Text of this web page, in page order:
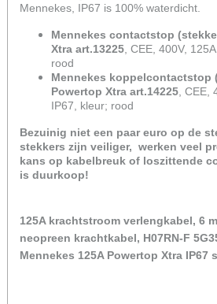
Mennekes, IP67 is 100% waterdicht.
Mennekes contactstop
Xtra art.13225 , CEE, 400V,
rood
Mennekes koppelcontactstop
Powertop Xtra art.14225 , CEE,
IP67, kleur; rood
Bezuinig niet een paar euro op de
stekkers zijn veiliger, werken veel
kans op kabelbreuk of loszittende
is duurkoop!
125A krachtstroom verlengkabel, 6
neopreen krachtkabel, H07RN-F
Mennekes 125A Powertop Xtra IP67